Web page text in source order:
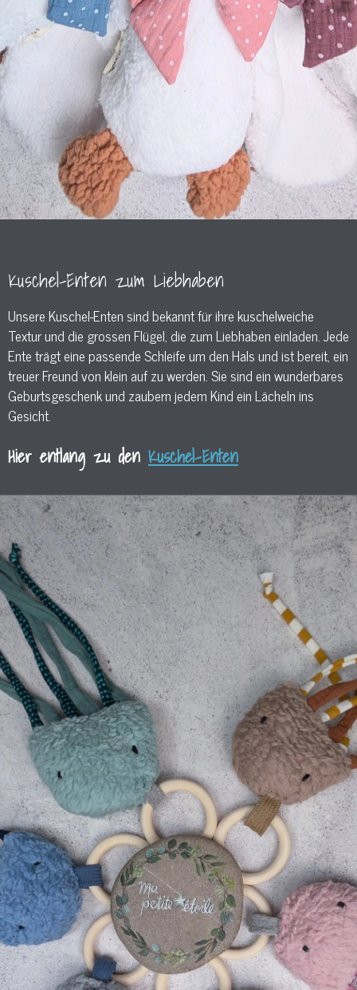
Kuschel-Enten zum Liebhaben
Unsere Kuschel-Enten sind bekannt für ihre kuschelweiche
Textur und die grossen Flügel, die zum Liebhaben einladen. Jede
Ente trägt eine passende Schleife um den Hals und ist bereit, ein
treuer Freund von klein auf zu werden. Sie sind ein wunderbares
Geburtsgeschenk und zaubern jedem Kind ein Lächeln ins
Gesicht.
Hier entlang zu den Kuschel-Enten